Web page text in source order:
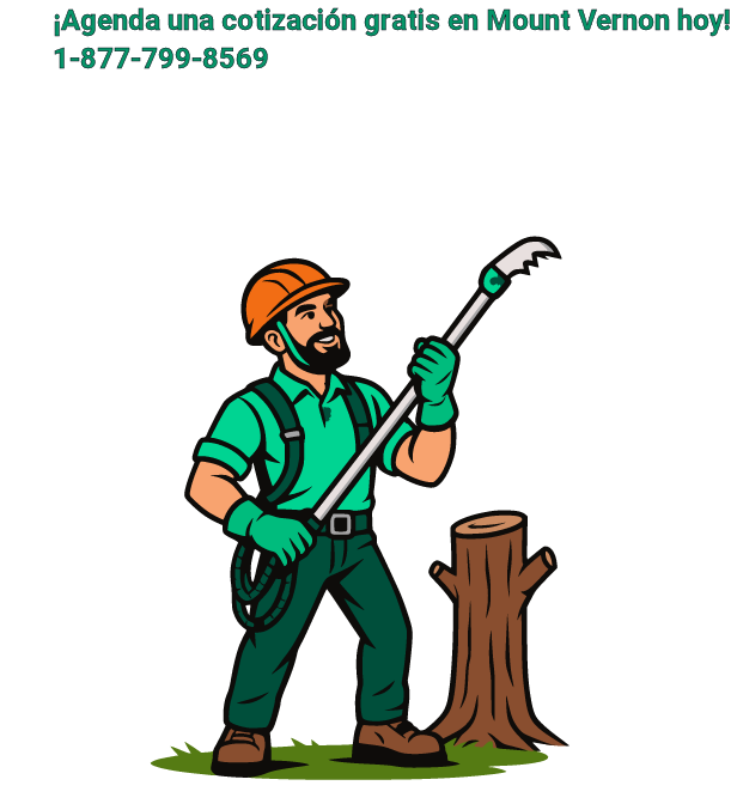
¡Agenda una cotización gratis en Mount Vernon hoy!
1-877-799-8569